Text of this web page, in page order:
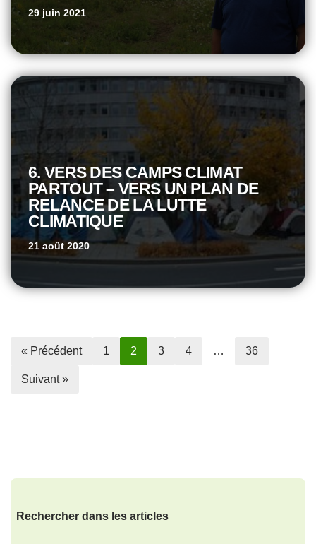
29 juin 2021
6. VERS DES CAMPS CLIMAT
PARTOUT – VERS UN PLAN DE
RELANCE DE LA LUTTE
CLIMATIQUE
21 août 2020
« Précédent 1 2 3 4 … 36
Suivant »
Rechercher dans les articles